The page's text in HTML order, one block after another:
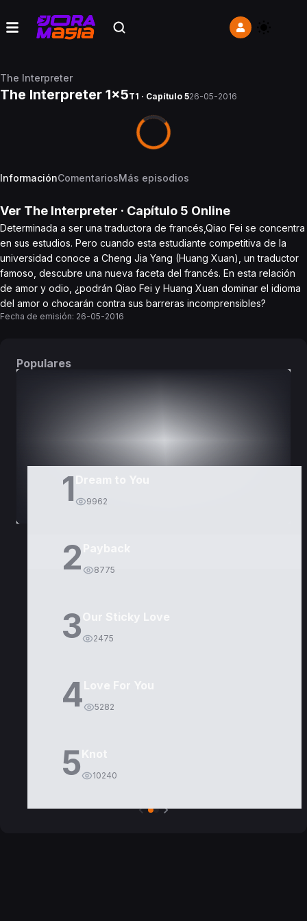
The Interpreter
The Interpreter 1x5T1 · Capítulo 526-05-2016
InformaciónComentariosMás episodios
Ver The Interpreter · Capítulo 5 Online
Determinada a ser una traductora de francés,Qiao Fei se concentra
en sus estudios. Pero cuando esta estudiante competitiva de la
universidad conoce a Cheng Jia Yang (Huang Xuan), un traductor
famoso, descubre una nueva faceta del francés. En esta relación
de amor y odio, ¿podrán Qiao Fei y Huang Xuan dominar el idioma
del amor o chocarán contra sus barreras incomprensibles?
Fecha de emisión: 26-05-2016
Populares
1 9962
2 8775
3 2475
4 5282
5 10240